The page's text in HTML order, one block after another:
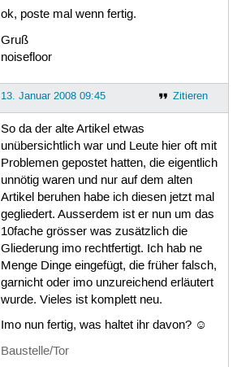
ok, poste mal wenn fertig.
Gruß
noisefloor
Zitieren
13. Januar 2008 09:45
So da der alte Artikel etwas
unübersichtlich war und Leute hier oft mit
Problemen gepostet hatten, die eigentlich
unnötig waren und nur auf dem alten
Artikel beruhen habe ich diesen jetzt mal
gegliedert. Ausserdem ist er nun um das
10fache grösser was zusätzlich die
Gliederung imo rechtfertigt. Ich hab ne
Menge Dinge eingefügt, die früher falsch,
garnicht oder imo unzureichend erläutert
wurde. Vieles ist komplett neu.
Imo nun fertig, was haltet ihr davon? ☺
Baustelle/Tor